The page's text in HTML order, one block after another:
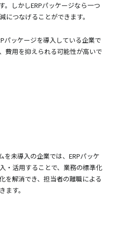
。しかしERPパッケージなら一つ
につなげることができます。
パッケージを導入している企業で
費用を抑えられる可能性が高いで
を未導入の企業では、ERPパッケ
・活用することで、業務の標準化
を解消でき、担当者の離職による
す。